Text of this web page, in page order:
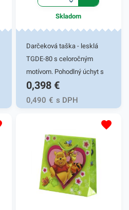
Skladom
Darčeková taška - lesklá
TGDE-80 s celoročným
motívom. Pohodlný úchyt s
tkaným uchom. Stabilitu
zaručí ploché dno s
kvalitným lepením. Gramáž
128g/m2. Vhodná na malé
darčeky. Rozmer 17x6x17cm
0,398 €
0,490 € s DPH